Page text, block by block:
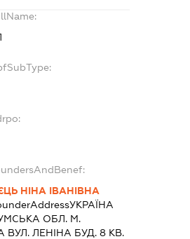
НІНА ІВАНІВНА
УКРАЇНА
ОБЛ. М.
ВУЛ. ЛЕНІНА БУД. 8 КВ.